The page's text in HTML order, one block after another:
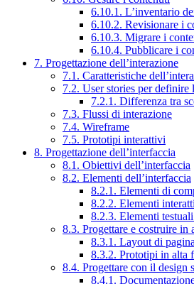
6.10.1. L’inventario
6.10.2. Revisionare i
6.10.3. Migrare i
6.10.4. Pubblicare i
7. Progettazione dell’interazione
7.1. Caratteristiche
7.2. User stories per definire
7.2.1. Differenza tra
7.3. Flussi di interazione
7.4. Wireframe
7.5. Prototipi interattivi
8. Progettazione dell’interfaccia
8.1. Obiettivi dell’interfaccia
8.2. Elementi dell’interfaccia
8.2.1. Elementi di
8.2.2. Elementi
8.2.3. Elementi
8.3. Progettare e costruire in
8.3.1. Layout di pagina
8.3.2. Prototipi in alta
8.4. Progettare con il design
8.4.1.